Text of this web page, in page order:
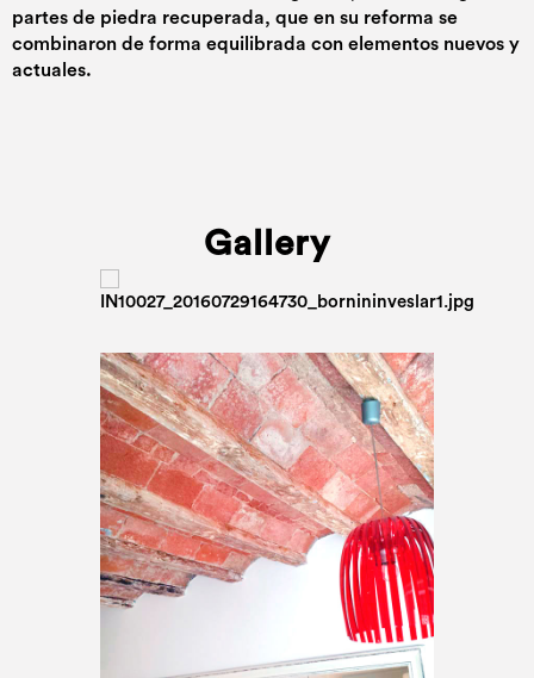
partes de piedra recuperada, que en su reforma se
combinaron de forma equilibrada con elementos nuevos y
actuales.
Gallery